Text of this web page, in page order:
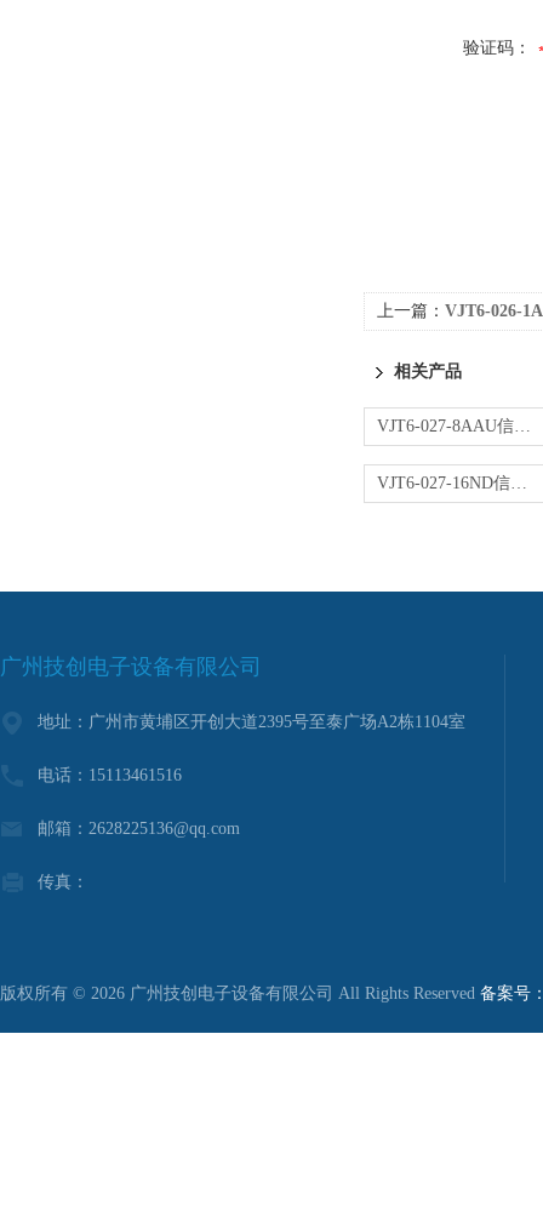
验证码：
上一篇： VJT6-026-
相关产品
VJT6-027-8AAU信号转换器
VJT6-027-16ND信号转换器
广州技创电子设备有限公司
地址：广州市黄埔区开创大道2395号至泰广场A2栋1104室
电话：15113461516
邮箱：2628225136@qq.com
传真：
版权所有 © 2026 广州技创电子设备有限公司 All Rights Reserved 备案号